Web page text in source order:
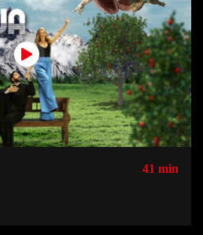
41 min